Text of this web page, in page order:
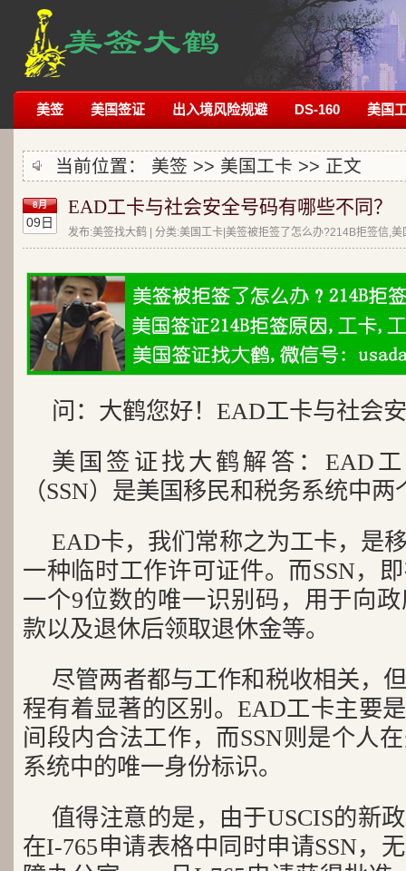
美签 美国签证 出入境风险规避 DS-160 美国
当前位置： 美签 >> 美国工卡 >> 正文
8月
09日
EAD工卡与社会安全号码有哪些不同？
发布:美签找大鹤 | 分类:美国工卡|美签被拒签了怎么办?214B拒签信,
问：大鹤您好！EAD工卡与社会
美国签证找大鹤解答：EAD
（SSN）是美国移民和税务系统中
EAD卡，我们常称之为工卡，是
一种临时工作许可证件。而SSN，
一个9位数的唯一识别码，用于向
款以及退休后领取退休金等。
尽管两者都与工作和税收相关，
程有着显著的区别。EAD工卡主要
间段内合法工作，而SSN则是个人
系统中的唯一身份标识。
值得注意的是，由于USCIS的新
在I-765申请表格中同时申请SSN，